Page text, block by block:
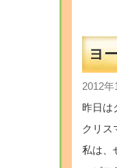
ヨ
2012
昨日は
クリス
私は、